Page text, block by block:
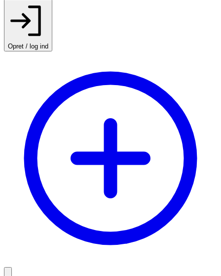
Opret / log ind